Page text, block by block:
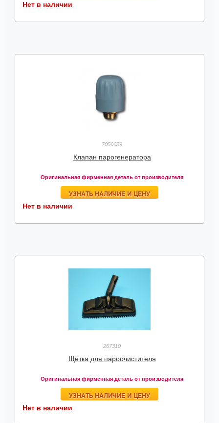
Нет в наличии
7050659
Клапан парогенератора
Оригинальная фирменная деталь от производителя
УЗНАТЬ НАЛИЧИЕ И ЦЕНУ
Нет в наличии
267310
Щётка для пароочистителя
Оригинальная фирменная деталь от производителя
УЗНАТЬ НАЛИЧИЕ И ЦЕНУ
Нет в наличии